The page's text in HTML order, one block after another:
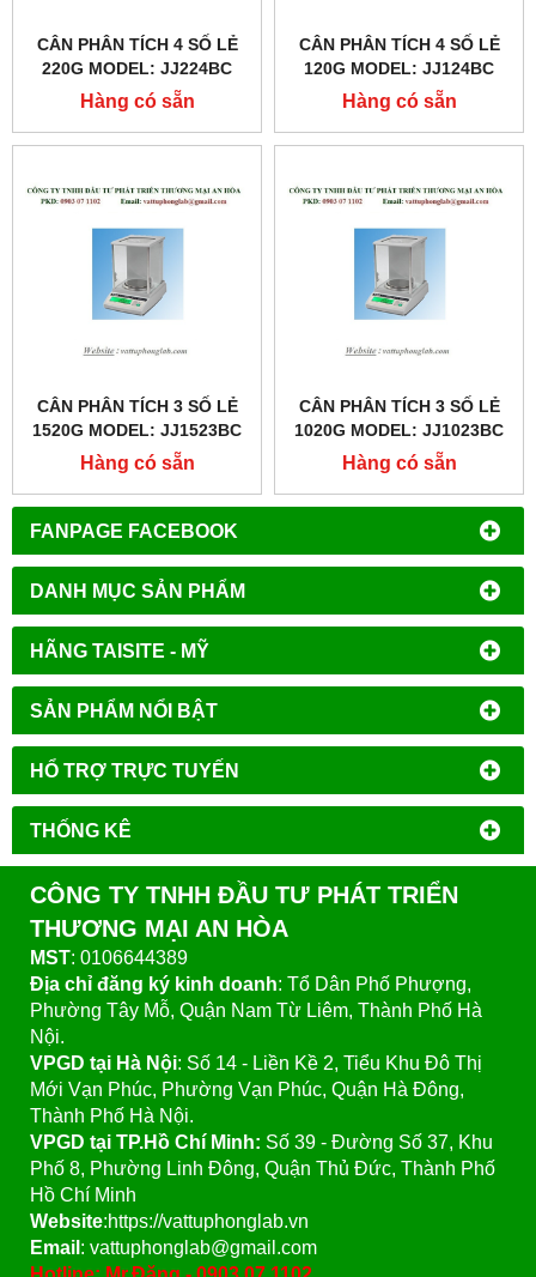
FANPAGE FACEBOOK
DANH MỤC SẢN PHẨM
HÃNG TAISITE - MỸ
SẢN PHẨM NỔI BẬT
HỔ TRỢ TRỰC TUYẾN
THỐNG KÊ
CÂN PHÂN TÍCH 4 SỐ LẺ
220G MODEL: JJ224BC
Hàng có sẵn
CÂN PHÂN TÍCH 4 SỐ LẺ
120G MODEL: JJ124BC
Hàng có sẵn
CÂN PHÂN TÍCH 3 SỐ LẺ
1520G MODEL: JJ1523BC
Hàng có sẵn
CÂN PHÂN TÍCH 3 SỐ LẺ
1020G MODEL: JJ1023BC
Hàng có sẵn
CÔNG TY TNHH ĐẦU TƯ PHÁT TRIỂN
THƯƠNG MẠI AN HÒA
MST: 0106644389
Địa chỉ đăng ký kinh doanh: Tổ Dân Phố Phượng,
Phường Tây Mỗ, Quận Nam Từ Liêm, Thành Phố Hà
Nội.
VPGD tại Hà Nội: Số 14 - Liền Kề 2, Tiểu Khu Đô Thị
Mới Vạn Phúc, Phường Vạn Phúc, Quận Hà Đông,
Thành Phố Hà Nội.
VPGD tại TP.Hồ Chí Minh: Số 39 - Đường Số 37, Khu
Phố 8, Phường Linh Đông, Quận Thủ Đức, Thành Phố
Hồ Chí Minh
Website:https://vattuphonglab.vn
Email : vattuphonglab@gmail.com